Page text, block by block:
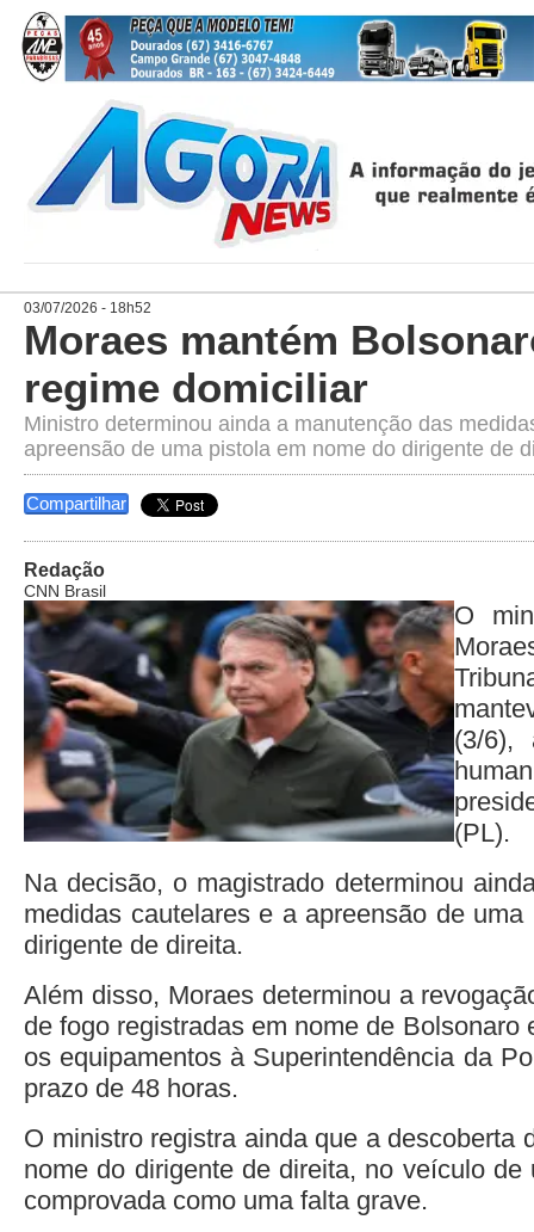
03/07/2026 - 18h52
Moraes mantém
regime domiciliar
Ministro determinou ainda a manutenção das
apreensão de uma pistola em nome do dirigente de
Compartilhar
Redação
CNN Brasil
O
(3/6),
(PL).
Na decisão, o magistrado determinou
medidas cautelares e a apreensão de
dirigente de direita.
Além disso, Moraes determinou a
de fogo registradas em nome de Bolsonaro
os equipamentos à Superintendência da
prazo de 48 horas.
O ministro registra ainda que a descoberta
nome do dirigente de direita, no veículo de
comprovada como uma falta grave.